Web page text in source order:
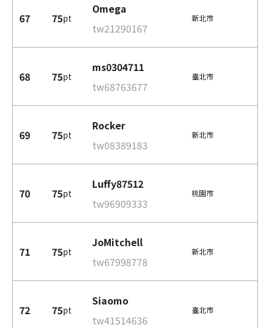
67 75pt
Omega
tw21290167
新北市
68 75pt
ms0304711
tw68763677
臺北市
69 75pt
Rocker
tw08389183
新北市
70 75pt
Luffy87512
tw96909333
桃園市
71 75pt
JoMitchell
tw67998778
新北市
72 75pt
Siaomo
tw41514636
臺北市